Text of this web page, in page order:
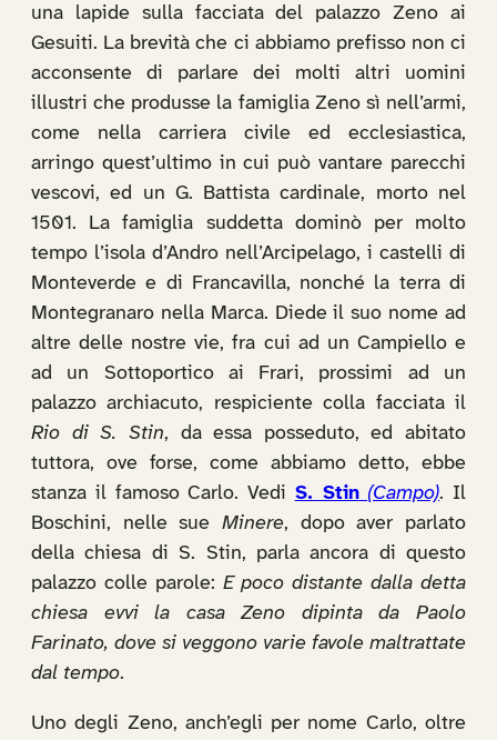
una lapide sulla facciata del palazzo Zeno ai
Gesuiti. La brevità che ci abbiamo prefisso non ci
acconsente di parlare dei molti altri uomini
illustri che produsse la famiglia Zeno sì nell’armi,
come nella carriera civile ed ecclesiastica,
arringo quest’ultimo in cui può vantare parecchi
vescovi, ed un G. Battista cardinale, morto nel
1501. La famiglia suddetta dominò per molto
tempo l’isola d’Andro nell’Arcipelago, i castelli di
Monteverde e di Francavilla, nonché la terra di
Montegranaro nella Marca. Diede il suo nome ad
altre delle nostre vie, fra cui ad un Campiello e
ad un Sottoportico ai Frari, prossimi ad un
palazzo archiacuto, respiciente colla facciata il
Rio di S. Stin, da essa posseduto, ed abitato
tuttora, ove forse, come abbiamo detto, ebbe
stanza il famoso Carlo. Vedi S. Stin (Campo). Il
Boschini, nelle sue Minere, dopo aver parlato
della chiesa di S. Stin, parla ancora di questo
palazzo colle parole: E poco distante dalla detta
chiesa evvi la casa Zeno dipinta da Paolo
Farinato, dove si veggono varie favole maltrattate
dal tempo.
Uno degli Zeno, anch’egli per nome Carlo, oltre